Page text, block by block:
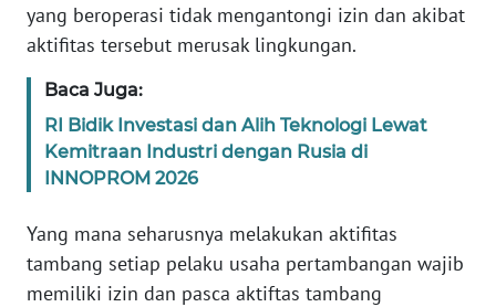
yang beroperasi tidak mengantongi izin dan akibat
aktifitas tersebut merusak lingkungan.
Baca Juga:
RI Bidik Investasi dan Alih Teknologi Lewat
Kemitraan Industri dengan Rusia di
INNOPROM 2026
Yang mana seharusnya melakukan aktifitas
tambang setiap pelaku usaha pertambangan wajib
memiliki izin dan pasca aktiftas tambang
Wahana
News
WN
SUMUT
JAKARTA
WN